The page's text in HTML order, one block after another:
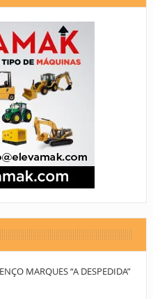
MARQUES “A DESPEDIDA”